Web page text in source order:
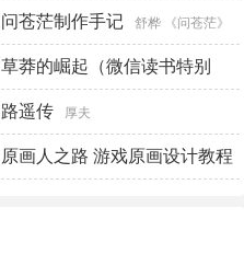
传 朱云乔
问苍茫制作手记 舒桦 《问苍茫》
编委会
草莽的崛起（微信读书特别
版） 戈旭
路遥传 厚夫
原画人之路 游戏原画设计教程